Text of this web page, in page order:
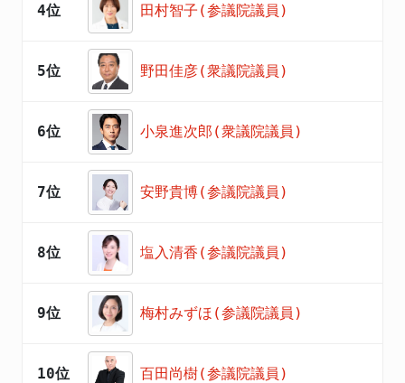
4位 田村智子(参議院議員)
5位 野田佳彦(衆議院議員)
6位 小泉進次郎(衆議院議員)
7位 安野貴博(参議院議員)
8位 塩入清香(参議院議員)
9位 梅村みずほ(参議院議員)
10位 百田尚樹(参議院議員)